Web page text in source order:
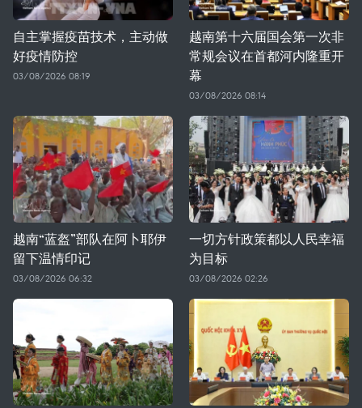
自主掌握疫苗技术，主动做
好疫情防控
03/08/2026 08:19
越南第十六届国会第一次非
常规会议在首都河内隆重开
幕
03/08/2026 08:14
越南“蓝盔”部队在阿卜耶伊
留下温情印记
03/08/2026 06:32
一切方针政策都以人民幸福
为目标
03/08/2026 02:26